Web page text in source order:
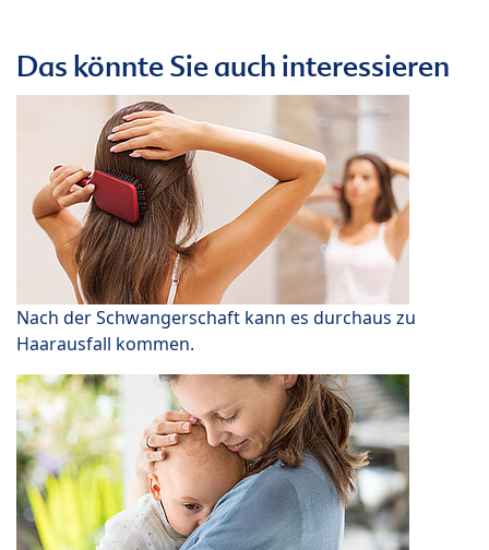
Das könnte Sie auch interessieren
Nach der Schwangerschaft kann es durchaus zu
Haarausfall kommen.